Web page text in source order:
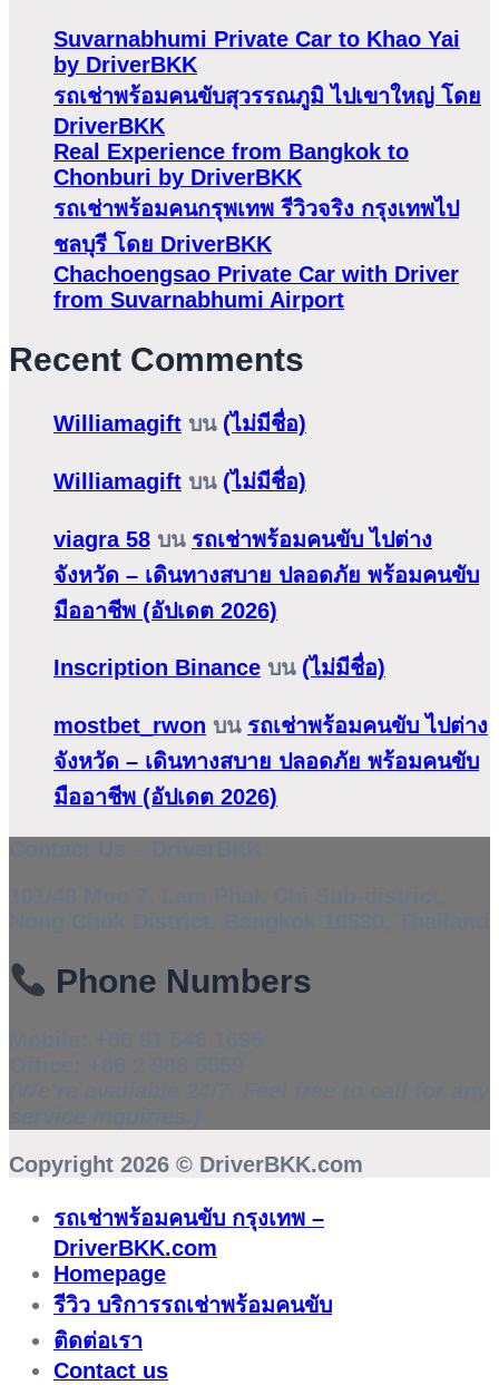
Suvarnabhumi Private Car to Khao Yai
by DriverBKK
รถเช่าพร้อมคนขับสุวรรณภูมิ ไปเขาใหญ่ โดย
DriverBKK
Real Experience from Bangkok to
Chonburi by DriverBKK
รถเช่าพร้อมคนกรุพเทพ รีวิวจริง กรุงเทพไป
ชลบุรี โดย DriverBKK
Chachoengsao Private Car with Driver
from Suvarnabhumi Airport
Recent Comments
Williamagift บน (ไม่มีชื่อ)
Williamagift บน (ไม่มีชื่อ)
viagra 58 บน รถเช่าพร้อมคนขับ ไปต่าง
จังหวัด – เดินทางสบาย ปลอดภัย พร้อมคนขับ
มืออาชีพ (อัปเดต 2026)
Inscription Binance บน (ไม่มีชื่อ)
mostbet_rwon บน รถเช่าพร้อมคนขับ ไปต่าง
จังหวัด – เดินทางสบาย ปลอดภัย พร้อมคนขับ
มืออาชีพ (อัปเดต 2026)
Phone Numbers
Copyright 2026 © DriverBKK.com
รถเช่าพร้อมคนขับ กรุงเทพ –
DriverBKK.com
Homepage
รีวิว บริการรถเช่าพร้อมคนขับ
ติดต่อเรา
Contact us